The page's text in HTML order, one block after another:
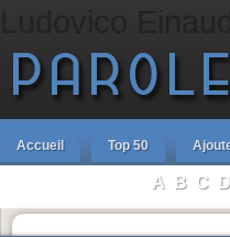
Accueil Top 50
A B C D